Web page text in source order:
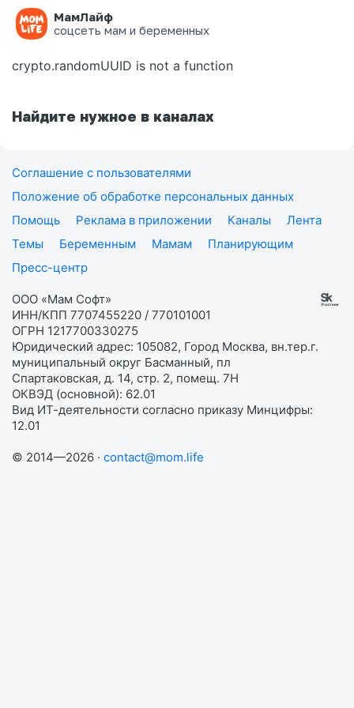
МамЛайф
соцсеть мам и беременных
Ошибка на странице
crypto.randomUUID is not a function
Найдите нужное в каналах
Соглашение с пользователями
Положение об обработке персональных данных
Помощь
Реклама в приложении Каналы
Лента
Темы
Беременным Мамам
Планирующим
Пресс-центр
ООО «Мам Софт»
ИНН/КПП 7707455220 / 770101001
ОГРН 1217700330275
Юридический адрес: 105082, Город Москва, вн.тер.г.
муниципальный округ Басманный, пл
Спартаковская, д. 14, стр. 2, помещ. 7Н
ОКВЭД (основной): 62.01
Вид ИТ-деятельности согласно приказу Минцифры:
12.01
© 2014—2026 · contact@mom.life